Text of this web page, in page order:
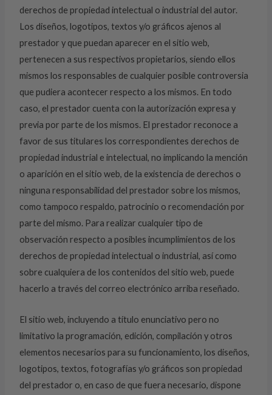
derechos de propiedad intelectual o industrial del autor.
Los diseños, logotipos, textos y/o gráficos ajenos al
prestador y que puedan aparecer en el sitio web,
pertenecen a sus respectivos propietarios, siendo ellos
mismos los responsables de cualquier posible controversia
que pudiera acontecer respecto a los mismos. En todo
caso, el prestador cuenta con la autorización expresa y
previa por parte de los mismos. El prestador reconoce a
favor de sus titulares los correspondientes derechos de
propiedad industrial e intelectual, no implicando la mención
o aparición en el sitio web, de la existencia de derechos o
ninguna responsabilidad del prestador sobre los mismos,
como tampoco respaldo, patrocinio o recomendación por
parte del mismo. Para realizar cualquier tipo de
observación respecto a posibles incumplimientos de los
derechos de propiedad intelectual o industrial, así como
sobre cualquiera de los contenidos del sitio web, puede
hacerlo a través del correo electrónico arriba reseñado.
El sitio web, incluyendo a título enunciativo pero no
limitativo la programación, edición, compilación y otros
elementos necesarios para su funcionamiento, los diseños,
logotipos, textos, fotografías y/o gráficos son propiedad
del prestador o, en caso de que fuera necesario, dispone